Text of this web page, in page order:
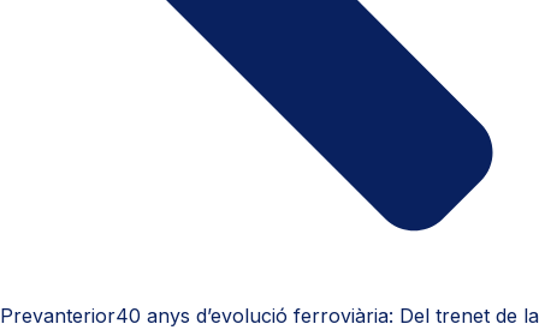
Prevanterior40 anys d’evolució ferroviària: Del trenet de la